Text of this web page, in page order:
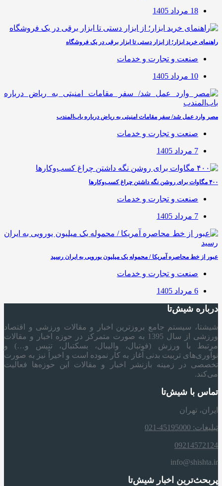
18 مرداد 1405
راهنمای خرید ابزار؛ از ابزار دستی تا ابزار برقی در یک فروشگاه
صنعت و تجارت و خدمات
10 مرداد 1405
مصر وارد عمل شد/ سفر مقامات امنیتی به ریاض درباره باب‌المندب
صنعت و تجارت و خدمات
7 مرداد 1405
۴۰۰ مگاوات برای روشن نگه داشتن چراغ کسب‌وکار‌ها
صنعت و تجارت و خدمات
7 مرداد 1405
عبور از خط محاصره آمریکا / محموله یک میلیون یورویی به ایران رسید
صنعت و تجارت و خدمات
6 مرداد 1405
درباره شیش‌تا
شیشتا، سیستم جامع بروزترین اخبار و مقالات ورزشی و اقتصاد
ورزشی از سال 1395 به صورت متمرکز در حوزه اخبار و مقالات
مرتبط با ورزش (فوتبال، والیبال، بسکتبال، تنیس و…) و
نوآوری‌های تربیت بدنی آغاز به کار نموده است و اخیراً نیز به صورت
تخصصی در زمینه بازنشر اخبار و مقالات این حوزه‌ها فعالیت
می‌کند.
تماس با شیش‌تا
ایران، تهران
تبلیغات: 45195000-021
09214572124
info@shishta.ir
پربحث‌ترین اخبار شیش‌تا